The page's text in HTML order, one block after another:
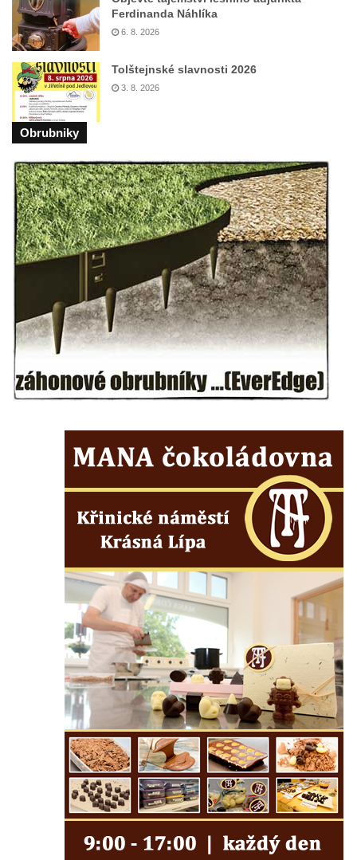
Libverda
Skála Semmelstein v Jetřichovických
skalách
Obří hlava v Kyjovském údolí
Zaniklý pískovcový lom pod Jedlovou
Panenská skála v údolí Samoty u
Radvance
Skála Hrbolec (Piklštejn) u Rybniště
Skalní brána u Milštejna
Boreč
Raná
Lenešický Chlum
Luž
Jeskyně Wildbrethöhle
Kleiner Zschirnstein
Jeskyně na Slánské hoře ve Slaném
Tuhnicemi v Karlových Varech
Vyhlídka Muchomůrka na Hostibejku v
nad Vltavou
Vyhlídka Na Zámečku nad Vysokou Lípou
Vyhlídka Švýcárna nad Drnovcem u
Socha rytíře u vyhlídky Libverdských
pramenů v Lázních Libverda
Vyhlídka Libverdských pramenů v Lázních
Libverda
Vyhlídka Pekelské sázky před osadou
Přebytek u Lázní Libverda
Vyhlídka Hejnické Madony u hřbitova v
Lázních Libverda
Vyhlídka Dobrého ducha MUHU u Obřího
sudu v Lázních Libverda
Vyhlídka Hájníkova Kohouta východně od
Ferdinanda Náhlíka
6. 8. 2026
Tolštejnské slavnosti 2026
3. 8. 2026
Obrubniky